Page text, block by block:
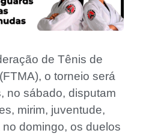
de Tênis de
o torneio será
no sábado, disputam
mirim, juventude,
domingo, os duelos